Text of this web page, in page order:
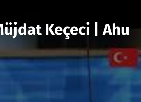
Keçeci | Ahu